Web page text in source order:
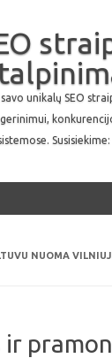
unikalų SEO
gerinimui,
Skip to
NUOMA
ir